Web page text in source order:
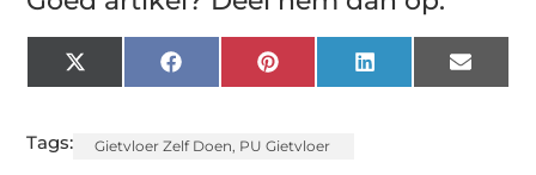
X
(Twitter)
FacebookPinterest LinkedIn Email
Tags: Gietvloer Zelf Doen PU Gietvloer